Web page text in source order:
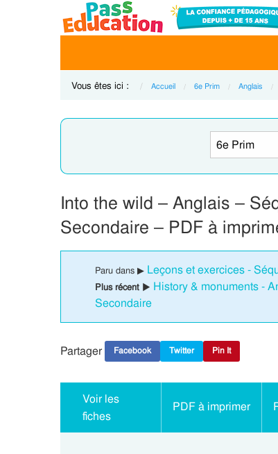
Vous êtes ici : Accueil 6e Prim Anglais
Into the wild – Anglais –
Secondaire – PDF à
Paru dans ▶ Leçons et exercices -
Plus récent ▶ History & monuments -
Secondaire
Partager Facebook Twitter Pin It
Voir les
fiches
PDF à imprimer